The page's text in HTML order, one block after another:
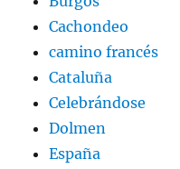
Cachondeo
camino francés
Cataluña
Celebrándose
Dolmen
España